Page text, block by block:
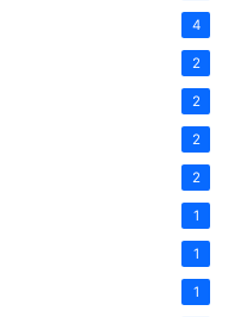
4
2
2
2
2
1
1
1